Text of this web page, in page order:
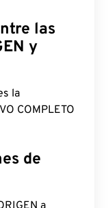
las
y
la
COMPLETO
de